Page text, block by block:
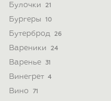
Булочки 21
Бургеры 10
Бутерброд 26
Вареники 24
Варенье 31
Винегрет 4
Вино 71